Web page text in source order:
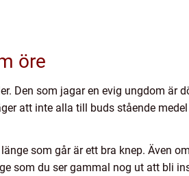
öre
Den som jagar en evig ungdom är
att inte alla till buds stående
som går är ett bra knep. Även
som du ser gammal nog ut att bli